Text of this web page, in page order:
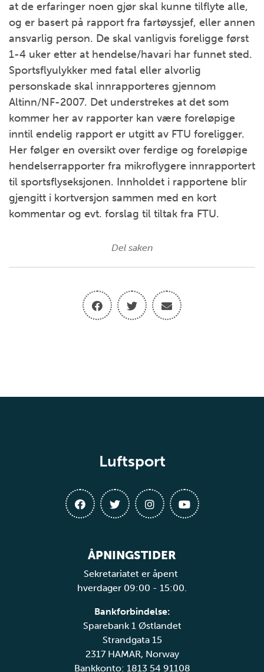
at de erfaringer noen gjør skal kunne tilflyte alle,
og er basert på rapport fra fartøyssjef, eller annen
ansvarlig person. De skal vanligvis foreligge først
1-4 uker etter at hendelse/havari har funnet sted.
Sportsflyulykker med fatal eller alvorlig
personskade skal innrapporteres gjennom
Altinn/NF-2007. Det understrekes at det som
kommer her av rapporter kan være foreløpige
inntil endelig rapport er utgitt av FTU foreligger.
Her følger en oversikt over ferdige og foreløpige
hendelserrapporter fra mikroflygere innrapportert
til sportsflyseksjonen. Innholdet i rapportene blir
gjengitt i kortversjon sammen med en kort
kommentar og evt. forslag til tiltak fra FTU.
Del saken
Luftsport
ÅPNINGSTIDER
Sekretariatet er åpent
hverdager 09:00 - 15:00.
Bankforbindelse:
Sparebank 1 Østlandet
Strandgata 15
2317 HAMAR, Norway
Bankkonto: 1813 54 91108